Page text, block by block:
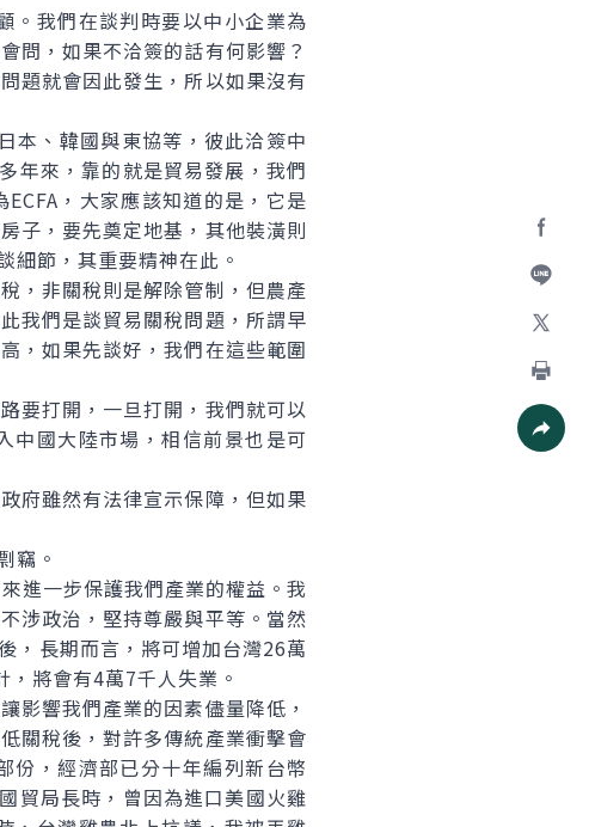
加入好
列印
我們在談判時要以中小企業為
問，如果不洽簽的話有何影響？
題就會因此發生，所以如果沒有
、韓國與東協等，彼此洽簽中
年來，靠的就是貿易發展，我們
，大家應該知道的是，它是
子，要先奠定地基，其他裝潢則
細節，其重要精神在此。
，非關稅則是解除管制，但農產
我們是談貿易關稅問題，所謂早
，如果先談好，我們在這些範圍
要打開，一旦打開，我們就可以
中國大陸市場，相信前景也是可
府雖然有法律宣示保障，但如果
竊。
進一步保護我們產業的權益。我
涉政治，堅持尊嚴與平等。當然
，長期而言，將可增加台灣26萬
將會有4萬7千人失業。
響我們產業的因素儘量降低，
關稅後，對許多傳統產業衝擊會
份，經濟部已分十年編列新台幣
貿局長時，曾因為進口美國火雞